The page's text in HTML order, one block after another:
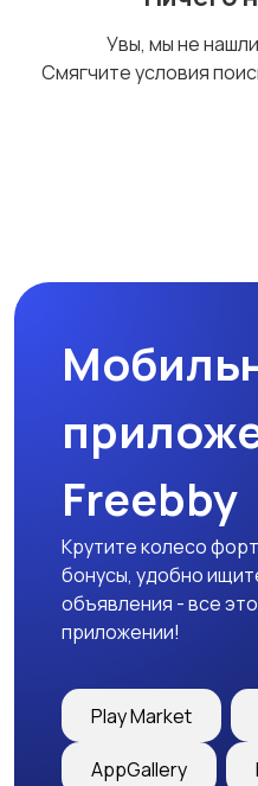
Медицина
Образование и наука
закупки
Увы, мы не
Смягчите условия
Freebby
Крутите колесо
бонусы, удобно
объявления - все
приложении!
Play Market
AppGallery